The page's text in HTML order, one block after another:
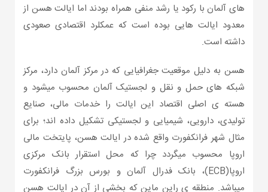
های آلمان با رکود یا رشد منفی همراه بودند اما ایالت هسن از
معدود ایالت هایی بوده است که عمکلرد اقتصادی صعودی
داشته است.
هسن به دلیل موقعیت جغرافیایی که در مرکز آلمان دارد، مرکز
شبکه های حمل و نقل و لجستیک آلمان محسوب میشود و
هسته ی اصلی اقتصاد این ایالت را خدمات مالی، صنایع
تولیدی، دارویی، شیمیایی و لجستیکی تشکیل داده اند؛ برای
مثال شهر فرانکفورت واقع شده در ایالت هسن، پایتخت مالی
اروپا محسوب میگردد چرا که محل استقرار بانک مرکزی
اروپا(ECB)، بانک فدرال آلمان و بورس بزرگ فرانکفورت
میباشد. منطقه ی راین ماین که بخشی از آن در ایالت هسن